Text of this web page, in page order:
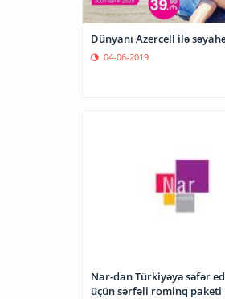
Dünyanı Azercell ilə
04-06-2019
Nar-dan Türkiyəyə səfər
üçün sərfəli rominq paketi